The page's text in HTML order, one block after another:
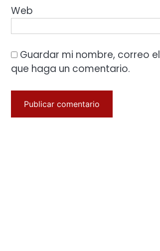
Web
Guardar mi nombre, correo
que haga un comentario.